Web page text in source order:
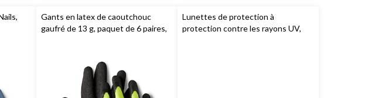
Gants en latex de caoutchouc
gaufré de 13 g, paquet de 6 paires,
Lunettes de protection à
protection contre les rayons UV,